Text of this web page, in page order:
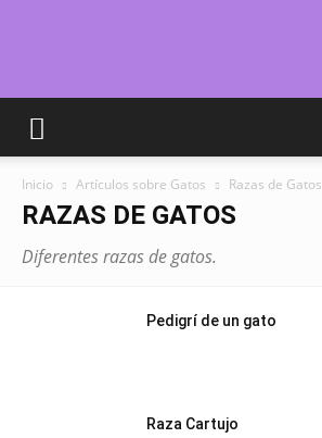
Cuidar
Gatitos
Inicio Artículos sobre Gatos Razas de Gatos
RAZAS DE GATOS
Diferentes razas de gatos.
Pedigrí de un gato
Raza Cartujo